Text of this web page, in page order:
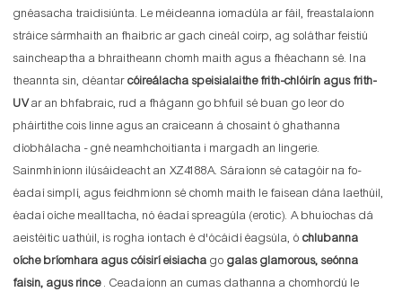
gnéasacha traidisiúnta. Le méideanna iomadúla ar fáil, freastalaíonn
stráice sármhaith an fhaibric ar gach cineál coirp, ag soláthar feistiú
saincheaptha a bhraitheann chomh maith agus a fhéachann sé. Ina
theannta sin, déantarcóireálacha speisialaithe frith-chlóirín agus frith-
UVar an bhfabraic, rud a fhágann go bhfuil sé buan go leor do
pháirtithe cois linne agus an craiceann á chosaint ó ghathanna
díobhálacha - gné neamhchoitianta i margadh an lingerie.
Sainmhíníonn ilúsáideacht an XZ4188A. Sáraíonn sé catagóir na fo-
éadaí simplí, agus feidhmíonn sé chomh maith le faisean dána laethúil,
éadaí oíche mealltacha, nó éadaí spreagúla (erotic). A bhuíochas dá
aeistéitic uathúil, is rogha iontach é d'ócáidí éagsúla, ó chlubanna
oíche bríomhara agus cóisirí eisiacha go galas glamorous, seónna
faisin, agus rince. Ceadaíonn an cumas dathanna a chomhordú le